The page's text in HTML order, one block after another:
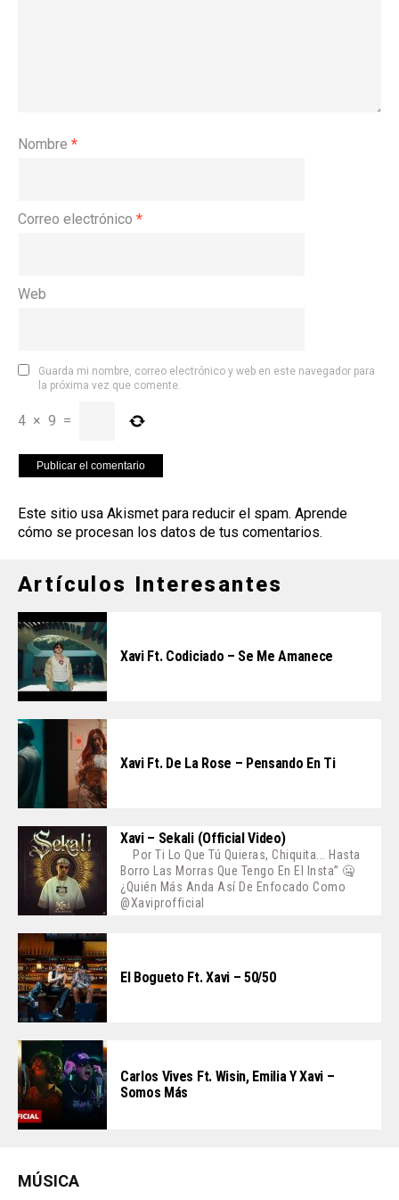
Nombre *
Correo electrónico *
Web
Guarda mi nombre, correo electrónico y web en este navegador para
la próxima vez que comente.
4 × 9 =
Este sitio usa Akismet para reducir el spam. Aprende
cómo se procesan los datos de tus comentarios.
Artículos Interesantes
Xavi Ft. Codiciado – Se Me Amanece
Xavi Ft. De La Rose – Pensando En Ti
Xavi – Sekali (Official Video)
Por Ti Lo Que Tú Quieras, Chiquita... Hasta
Borro Las Morras Que Tengo En El Insta” 🤐
¿Quién Más Anda Así De Enfocado Como
@xaviprofficial
El Bogueto Ft. Xavi – 50/50
Carlos Vives Ft. Wisin, Emilia Y Xavi –
Somos Más
MÚSICA